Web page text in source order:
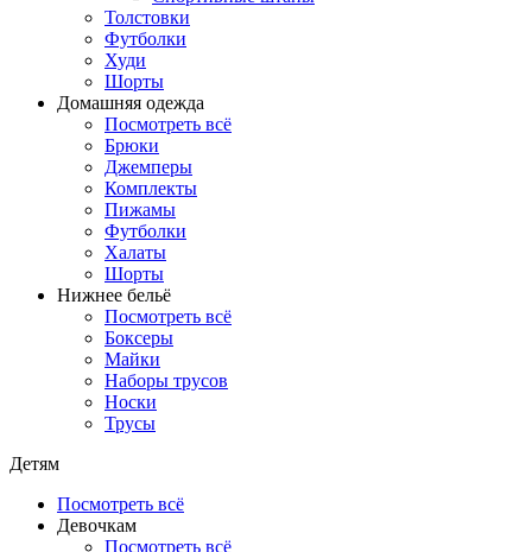
Толстовки
Футболки
Худи
Шорты
Домашняя одежда
Посмотреть всё
Брюки
Джемперы
Комплекты
Пижамы
Футболки
Халаты
Шорты
Нижнее бельё
Посмотреть всё
Боксеры
Майки
Наборы трусов
Носки
Трусы
Детям
Посмотреть всё
Девочкам
Посмотреть всё